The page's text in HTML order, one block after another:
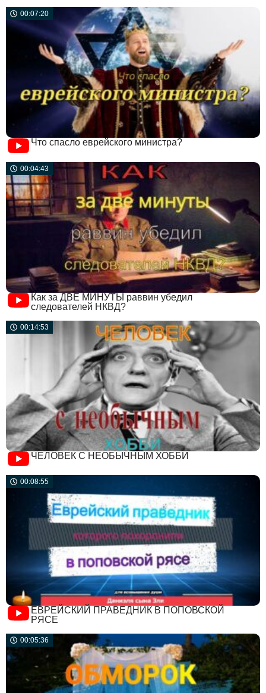
00:07:20
Что спасло еврейского министра?
00:04:43
Как за ДВЕ МИНУТЫ раввин убедил
следователей НКВД?
00:14:53
ЧЕЛОВЕК С НЕОБЫЧНЫМ ХОББИ
00:08:55
ЕВРЕЙСКИЙ ПРАВЕДНИК В ПОПОВСКОЙ
РЯСЕ
00:05:36